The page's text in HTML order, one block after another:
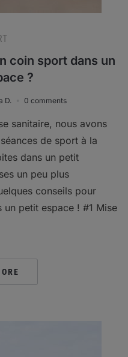
coin sport dans un
?
D. 0 comments
sanitaire, nous avons
de sport à la
dans un petit
un peu plus
conseils pour
petit espace ! #1 Mise